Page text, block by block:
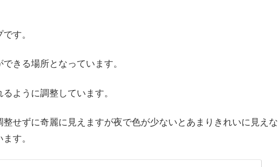
す。
きる場所となっています。
ように調整しています。
せずに奇麗に見えますが夜で色が少ないとあまりきれいに見えな
す。